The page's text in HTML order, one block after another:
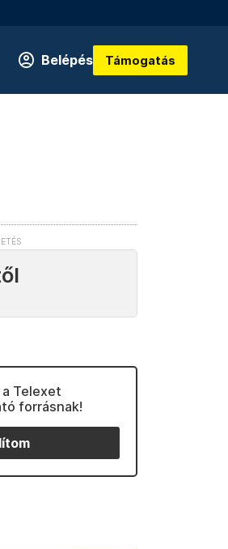
Belépés Támogatás
Telexet
forrásnak!